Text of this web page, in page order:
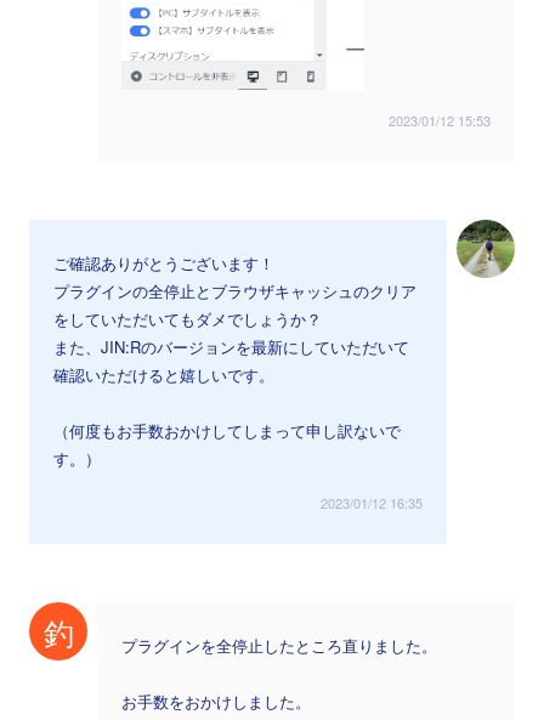
2023/01/12 15:53
ご確認ありがとうございます！
プラグインの全停止とブラウザキャッシュのクリア
をしていただいてもダメでしょうか？
また、JIN:Rのバージョンを最新にしていただいて
確認いただけると嬉しいです。
（何度もお手数おかけしてしまって申し訳ないで
す。）
2023/01/12 16:35
釣 プラグインを全停止したところ直りました。
お手数をおかけしました。